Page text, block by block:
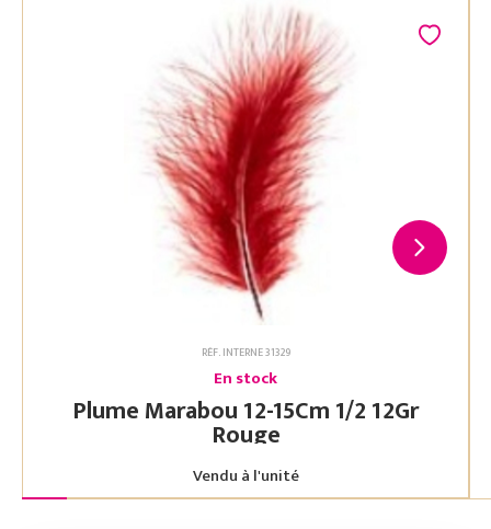
RÉF. INTERNE 31329
En stock
Plume Marabou 12-15Cm 1/2 12Gr
Rouge
Vendu à l'unité